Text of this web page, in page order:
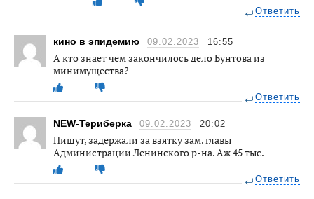
Ответить
кино в эпидемию 09.02.2023 16:55
А кто знает чем закончилось дело Бунтова из
минимущества?
Ответить
NEW-Териберка 09.02.2023 20:02
Пишут, задержали за взятку зам. главы
Администрации Ленинского р-на. Аж 45 тыс.
Ответить